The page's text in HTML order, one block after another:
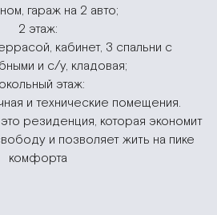
гараж на 2 авто;
2 этаж:
кабинет, 3 спальни с
и с/у, кладовая;
этаж:
и технические помещения.
резиденция, которая экономит
и позволяет жить на пике
комфорта